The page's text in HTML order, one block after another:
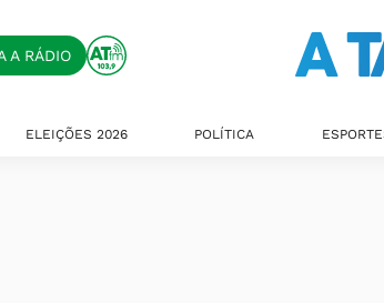
A RÁDIO
ELEIÇÕES 2026 POLÍTICA